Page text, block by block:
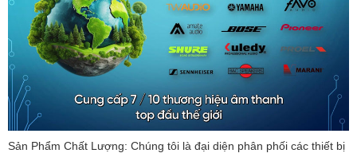
Sản Phẩm Chất Lượng: Chúng tôi là đại diện phân phối các thiết bị